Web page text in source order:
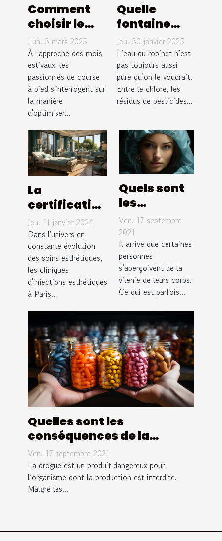
Comment
choisir le
meilleur
équipement
pour le
running en
été
Lun. 3 mars 2025
À l'approche des mois
estivaux, les
passionnés de course
à pied s'interrogent sur
la manière
d'optimiser...
Quelle
fontaine
osmose
inverse
choisir pour
une eau
sans
impuretés ?
Jeu. 30 janvier 2025
L’eau du robinet n’est
pas toujours aussi
pure qu’on le voudrait.
Entre le chlore, les
résidus de pesticides...
La
certification
et les
normes de
sécurité
pour les
cliniques
d'injections
à Paris
Jeu. 11 janvier 2024
Dans l'univers en
constante évolution
des soins esthétiques,
les cliniques
d'injections esthétiques
à Paris...
Quels sont
les
avantages
de la
chirurgie
esthétique
?
Ven. 17 septembre
2021
Il arrive que certaines
personnes
s’aperçoivent de la
vilenie de leurs corps.
Ce qui est parfois...
Quelles sont les
conséquences de la
drogue sur la santé ?
Ven. 17 septembre 2021
La drogue est un produit dangereux pour
l’organisme dont la production est interdite.
Malgré les...